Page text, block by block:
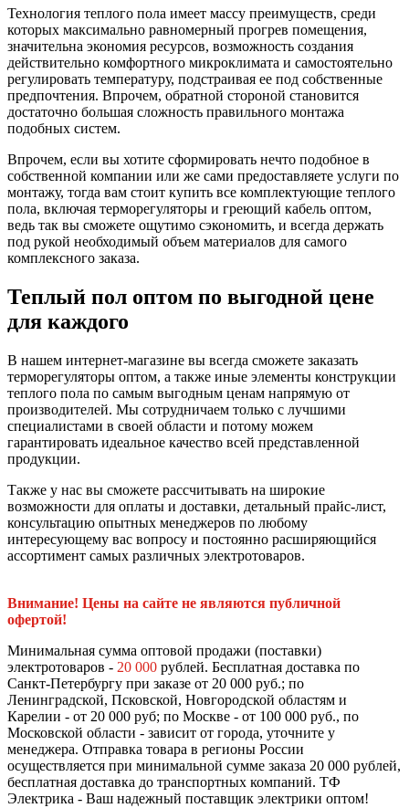
Технология теплого пола имеет массу преимуществ, среди
которых максимально равномерный прогрев помещения,
значительна экономия ресурсов, возможность создания
действительно комфортного микроклимата и самостоятельно
регулировать температуру, подстраивая ее под собственные
предпочтения. Впрочем, обратной стороной становится
достаточно большая сложность правильного монтажа
подобных систем.
Впрочем, если вы хотите сформировать нечто подобное в
собственной компании или же сами предоставляете услуги по
монтажу, тогда вам стоит купить все комплектующие теплого
пола, включая терморегуляторы и греющий кабель оптом,
ведь так вы сможете ощутимо сэкономить, и всегда держать
под рукой необходимый объем материалов для самого
комплексного заказа.
Теплый пол оптом по выгодной цене
для каждого
В нашем интернет-магазине вы всегда сможете заказать
терморегуляторы оптом, а также иные элементы конструкции
теплого пола по самым выгодным ценам напрямую от
производителей. Мы сотрудничаем только с лучшими
специалистами в своей области и потому можем
гарантировать идеальное качество всей представленной
продукции.
Также у нас вы сможете рассчитывать на широкие
возможности для оплаты и доставки, детальный прайс-лист,
консультацию опытных менеджеров по любому
интересующему вас вопросу и постоянно расширяющийся
ассортимент самых различных электротоваров.
Внимание! Цены на сайте не являются публичной
офертой!
Минимальная сумма оптовой продажи (поставки)
электротоваров - 20 000 рублей. Бесплатная доставка по
Санкт-Петербургу при заказе от 20 000 руб.; по
Ленинградской, Псковской, Новгородской областям и
Карелии - от 20 000 руб; по Москве - от 100 000 руб., по
Московской области - зависит от города, уточните у
менеджера. Отправка товара в регионы России
осуществляется при минимальной сумме заказа 20 000 рублей,
бесплатная доставка до транспортных компаний. ТФ
Электрика - Ваш надежный поставщик электрики оптом!